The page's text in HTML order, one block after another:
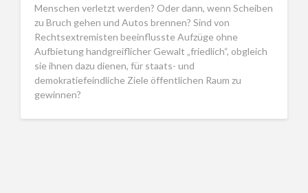
Menschen verletzt werden? Oder dann, wenn Scheiben
zu Bruch gehen und Autos brennen? Sind von
Rechtsextremisten beeinflusste Aufzüge ohne
Aufbietung handgreiflicher Gewalt „friedlich“, obgleich
sie ihnen dazu dienen, für staats- und
demokratiefeindliche Ziele öffentlichen Raum zu
gewinnen?